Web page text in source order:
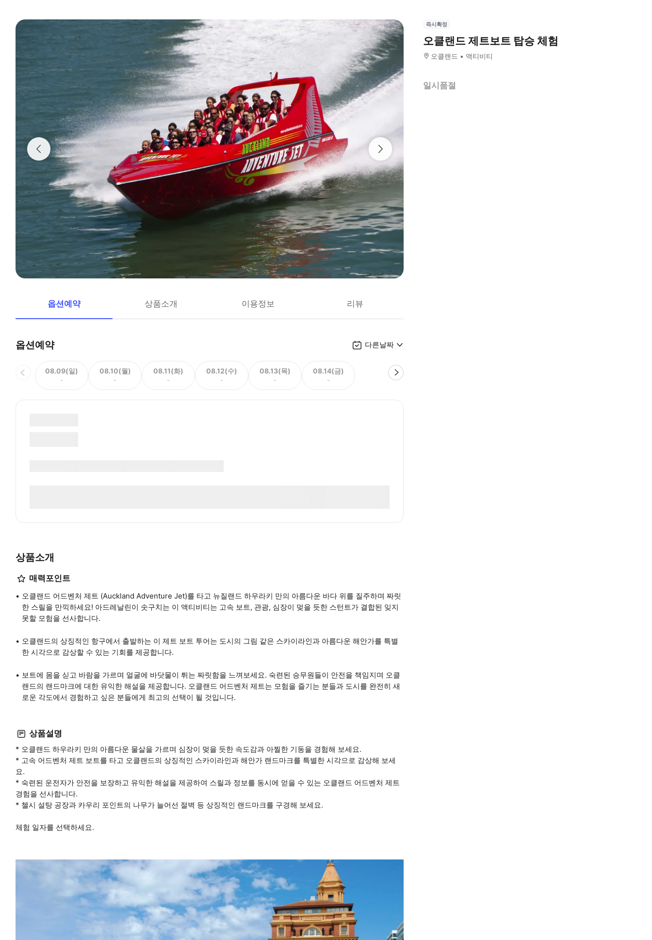
옵션예약 상품소개 이용정보 리뷰
옵션예약 다른날짜
08.09(일)
-
08.10(월)
-
08.11(화)
-
08.12(수)
-
08.13(목)
-
08.14(금)
-
상품소개
매력포인트
오클랜드 어드벤처 제트 (Auckland Adventure Jet)를 타고 뉴질랜드 하우라키 만의 아름다운 바다 위를 질주하며 짜릿
한 스릴을 만끽하세요! 아드레날린이 솟구치는 이 액티비티는 고속 보트, 관광, 심장이 멎을 듯한 스턴트가 결합된 잊지
못할 모험을 선사합니다.
오클랜드의 상징적인 항구에서 출발하는 이 제트 보트 투어는 도시의 그림 같은 스카이라인과 아름다운 해안가를 특별
한 시각으로 감상할 수 있는 기회를 제공합니다.
보트에 몸을 싣고 바람을 가르며 얼굴에 바닷물이 튀는 짜릿함을 느껴보세요. 숙련된 승무원들이 안전을 책임지며 오클
랜드의 랜드마크에 대한 유익한 해설을 제공합니다. 오클랜드 어드벤처 제트는 모험을 즐기는 분들과 도시를 완전히 새
로운 각도에서 경험하고 싶은 분들에게 최고의 선택이 될 것입니다.
상품설명
* 오클랜드 하우라키 만의 아름다운 물살을 가르며 심장이 멎을 듯한 속도감과 아찔한 기동을 경험해 보세요.
* 고속 어드벤처 제트 보트를 타고 오클랜드의 상징적인 스카이라인과 해안가 랜드마크를 특별한 시각으로 감상해 보세
요.
* 숙련된 운전자가 안전을 보장하고 유익한 해설을 제공하여 스릴과 정보를 동시에 얻을 수 있는 오클랜드 어드벤처 제트
경험을 선사합니다.
* 첼시 설탕 공장과 카우리 포인트의 나무가 늘어선 절벽 등 상징적인 랜드마크를 구경해 보세요.
체험 일자를 선택하세요.
즉시확정
오클랜드 제트보트 탑승 체험
오클랜드 액티비티
일시품절